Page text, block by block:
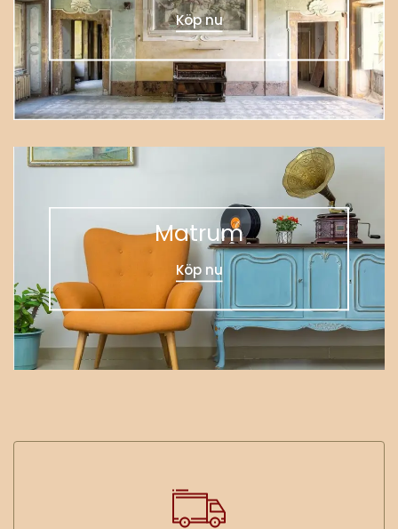
Köp nu
Matrum
Köp nu